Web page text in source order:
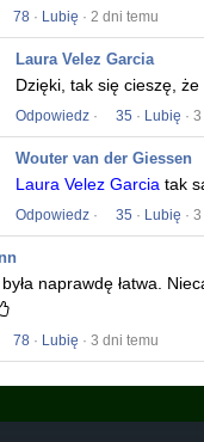
78 · Lubię · 2 dni temu
Laura Velez Garcia
Dzięki, tak się cieszę,
Odpowiedz · 35 · Lubię ·
Wouter van der Giessen
Laura Velez Garcia tak
Odpowiedz · 35 · Lubię ·
naprawdę łatwa.
78 · Lubię · 3 dni temu